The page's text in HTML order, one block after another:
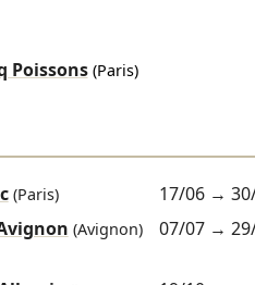
Poissons(Paris)
(Paris) 17/06→
(Avignon) 07/07→